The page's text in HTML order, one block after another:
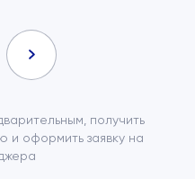
получить
оформить заявку на